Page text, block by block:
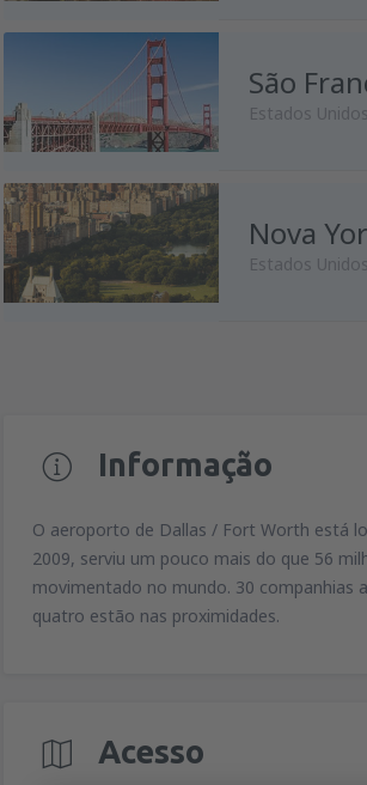
Estados
Estados
Informação
O aeroporto de Dallas / Fort Worth está
2009, serviu um pouco mais do que 56
movimentado no mundo. 30 companhias
quatro estão nas proximidades.
Acesso